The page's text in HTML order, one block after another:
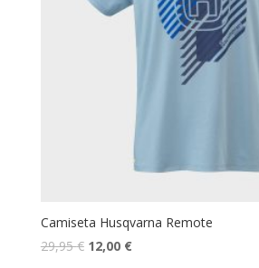
Camiseta Husqvarna Remote
29,95€ 12,00 €